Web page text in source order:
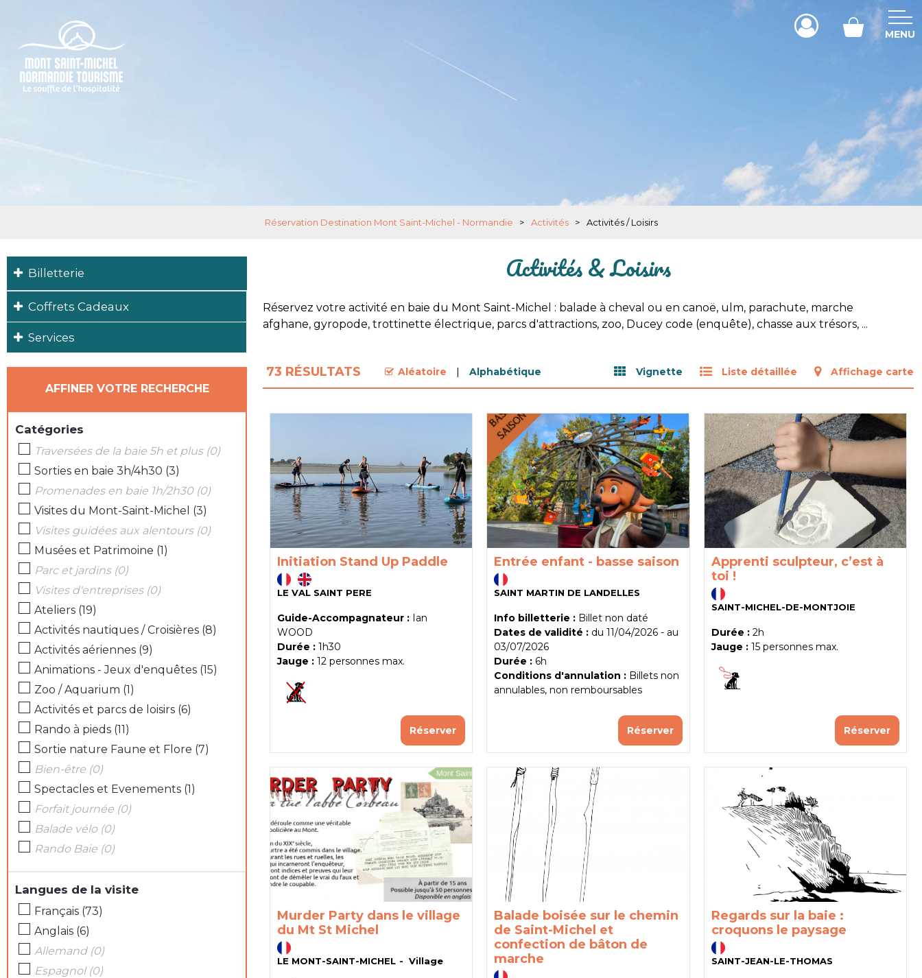
MENU
Réservation Destination Mont Saint-Michel - Normandie > Activités > Activités / Loisirs
Billetterie
Coffrets Cadeaux
Services
AFFINER VOTRE RECHERCHE
Catégories
Traversées de la baie 5h et plus (0)
Sorties en baie 3h/4h30 (3)
Promenades en baie 1h/2h30 (0)
Visites du Mont-Saint-Michel (3)
Visites guidées aux alentours (0)
Musées et Patrimoine (1)
Parc et jardins (0)
Visites d'entreprises (0)
Ateliers (19)
Activités nautiques / Croisières (8)
Activités aériennes (9)
Animations - Jeux d'enquêtes (15)
Zoo / Aquarium (1)
Activités et parcs de loisirs (6)
Rando à pieds (11)
Sortie nature Faune et Flore (7)
Bien-être (0)
Spectacles et Evenements (1)
Forfait journée (0)
Balade vélo (0)
Rando Baie (0)
Langues de la visite
Français (73)
Anglais (6)
Allemand (0)
Espagnol (0)
Activités & Loisirs
Réservez votre activité en baie du Mont Saint-Michel : balade à cheval ou en canoë, ulm, parachute, marche
afghane, gyropode, trottinette électrique, parcs d'attractions, zoo, Ducey code (enquête), chasse aux trésors, ...
Vignette Liste détaillée Affichage carte
73 RÉSULTATS Aléatoire Alphabétique
Initiation Stand Up Paddle
LE VAL SAINT PERE
Guide-Accompagnateur : Ian
WOOD
Durée : 1h30
Jauge : 12 personnes max.
Réserver
Entrée enfant - basse saison
SAINT MARTIN DE LANDELLES
Info billetterie : Billet non daté
Dates de validité : du 11/04/2026
au
03/07/2026
Durée : 6h
Conditions d'annulation : Billets non
annulables, non remboursables
Réserver
Apprenti sculpteur, c’est à
toi !
SAINT-MICHEL-DE-MONTJOIE
Durée : 2h
Jauge : 15 personnes max.
Réserver
Murder Party dans le village
du Mt St Michel
LE MONT-SAINT-MICHEL Village
Balade boisée sur le chemin
de Saint-Michel et
confection de bâton de
marche
Regards sur la baie :
croquons le paysage
SAINT-JEAN-LE-THOMAS